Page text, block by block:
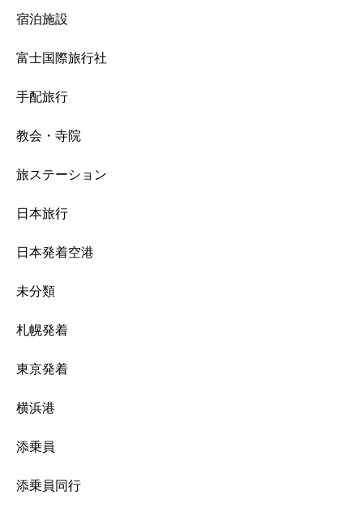
宿泊施設
富士国際旅行社
手配旅行
教会・寺院
旅ステーション
日本旅行
日本発着空港
未分類
札幌発着
東京発着
横浜港
添乗員
添乗員同行